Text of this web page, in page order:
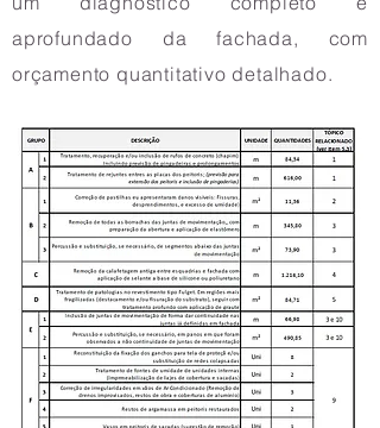
aprofundado da fachada, com
orçamento quantitativo detalhado.